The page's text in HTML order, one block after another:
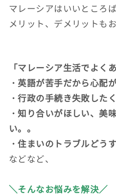
マレーシアはいいところ
メリット、デメリットも
「マレーシア生活でよく
・英語が苦手だから心配
・行政の手続き失敗した
・知り合いがほしい、美
い。。
・住まいのトラブルどう
などなど、
＼そんなお悩みを解決／